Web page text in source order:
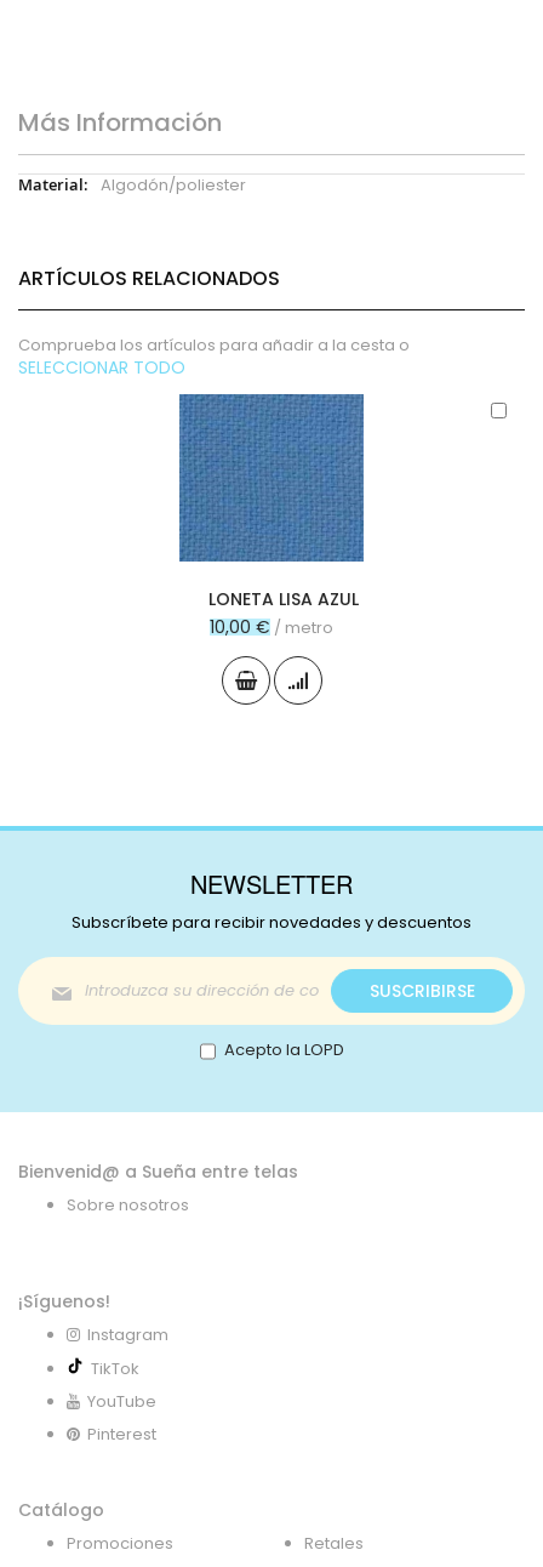
Más Información
Más
Algodón/poliester
ARTÍCULOS RELACIONADOS
Comprueba los artículos para añadir a la cesta o
SELECCIONAR TODO
LONETA LISA AZUL
10,00 € / metro
NEWSLETTER
Subscríbete para recibir novedades y descuentos
Inscríbase
a
nuestro
boletín
de
SUSCRIBIRSE
Acepto la LOPD
Bienvenid@ a Sueña entre telas
Sobre nosotros
¡Síguenos!
Instagram
TikTok
YouTube
Pinterest
Catálogo
Promociones
Retales